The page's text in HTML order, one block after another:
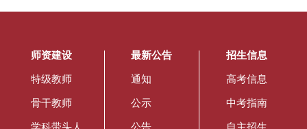
师资建设
特级教师
骨干教师
最新公告
通知
公示
招生信息
高考信息
中考指南